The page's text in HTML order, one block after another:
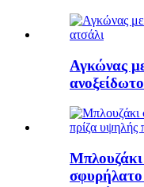
Αγκώνας
σφυρήλατο